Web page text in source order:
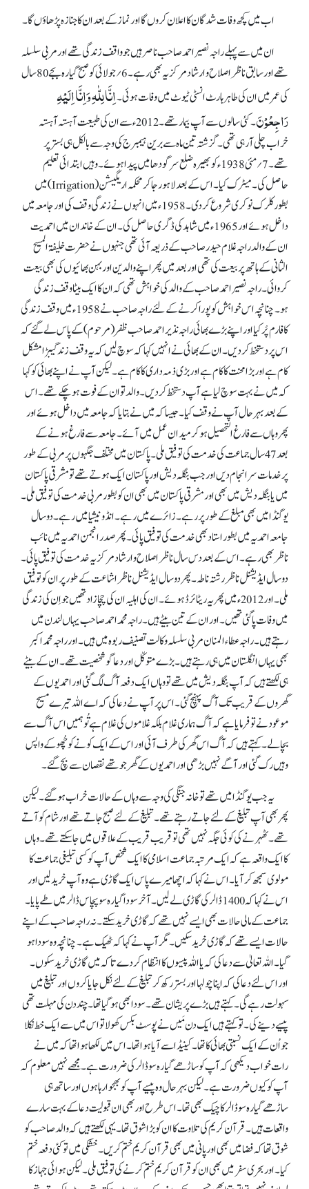
اب میں کچھ وفات شدگان کا اعلان کروں گا اور نماز کے بعد ان کا جنازہ پڑھاؤں گا۔
ان میں سے پہلے راجہ نصیر احمد صاحب ناصر ہیں جو واقف زندگی تھے اور مربی سلسلہ
تھے اور سابق ناظر اصلاح و ارشاد مرکزیہ بھی رہے۔ 6؍جولائی کو صبح گیارہ بجے 80سال
کی عمرمیں ان کی طاہر ہارٹ انسٹی ٹیوٹ میں وفات ہوئی۔اِنَّا لِلّٰہِ وَاِنَّا اِلَیْہِ
رَاجِعُوْنَ
۔ کئی سالوں سے آپ بیمار تھے۔ 2012ء سے ان کی طبیعت آہستہ آہستہ
خراب چلی آ رہی تھی۔ گزشتہ تین ماہ سے برین ہیمبرج کی وجہ سے بالکل ہی بستر پر
تھے۔ 7؍مئی 1938ء کو بھیرہ ضلع سرگودھا میں پیدا ہوئے۔ وہیں ابتدائی تعلیم
حاصل کی۔ میٹرک کیا۔ اس کے بعد لاہور جا کر محکمہ اریگیشن(Irrigation) میں
بطور کلرک نوکری شروع کر دی۔ 1958ء میں انہوں نے زندگی وقف کی اور جامعہ میں
داخل ہوئے اور 1965ء میں شاہد کی ڈگری حاصل کی۔ ان کے خاندان میں احمدیت
ان کے والد راجہ غلام حیدر صاحب کے ذریعہ آئی تھی جنہوں نے حضرت خلیفۃ المسیح
الثانی کے ہاتھ پر بیعت کی تھی اور بعد میں پھر اپنے والدین اور بہن بھائیوں کی بھی بیعت
کروائی۔ راجہ نصیر احمد صاحب کے والد کی خواہش تھی کہ ان کا ایک بیٹا وقف زندگی
ہو۔ چنانچہ اس خواہش کو پورا کرنے کے لئے راجہ صاحب نے 1958ء میں وقف زندگی
کا فارم پُر کیا اور اپنے بڑے بھائی راجہ نذیر احمد صاحب ظفر(مرحوم) کے پاس لے گئے کہ
اس پر دستخط کر دیں۔ ان کے بھائی نے انہیں کہا کہ سوچ لیں کہ یہ وقف زندگیبڑا مشکل
کام ہے اور بڑامحنت کا کام ہے اور بڑی ذمہ داری کا کام ہے۔ لیکن آپ نے اپنے بھائی کو کہا
کہ میں نے بہت سوچ لیا ہے آپ دستخط کر دیں۔ والد تو ان کے فوت ہو چکے تھے۔ اس
کے بعد بہرحال آپ نے وقف کیا۔ جیسا کہ میں نے بتایا کہ جامعہ میں داخل ہوئے اور
پھر وہاں سے فارغ التحصیل ہو کر میدان عمل میں آئے۔ جامعہ سے فارغ ہونے کے
بعد 47 سال جماعت کی خدمت کی توفیق ملی۔ پاکستان میں مختلف جگہوں پر مربی کے طور
پر خدمات سرانجام دیں اور جب بنگلہ دیش اور پاکستان ایک ہوتے تھے تو مشرقی پاکستان
میں یا بنگلہ دیش میں بھی اور مشرقی پاکستان میں بھی ان کو بطور مربی خدمت کی توفیق ملی۔
یوگنڈا میں بھی مبلغ کے طور پر رہے۔ زائرے میں رہے۔ انڈونیشیا میں رہے۔ دو سال
جامعہ احمدیہ میں بطور استاد بھی خدمت کی توفیق پائی۔ پھر صدر انجمن احمدیہ میں نائب
ناظر بھی رہے۔ اس کے بعد دس سال ناظر اصلاح و ارشاد مرکزیہ خدمت کی توفیق پائی۔
دو سال ایڈیشنل ناظر رشتہ ناطہ۔ پھر دو سال ایڈیشنل ناظر اشاعت کے طور پر ان کو توفیق
ملی۔ اور 2012ء میں پھر یہ ریٹائرڈ ہوئے۔ ان کی اہلیہ ان کی چچا زاد تھیں جو اِن کی زندگی
میں وفات پا گئی تھیں۔ اور ان کے تین بیٹے ہیں۔ راجہ محمد احمد صاحب یہاں لندن میں
رہتے ہیں۔ راجہ عطاء المنان مربی سلسلہ وکالت تصنیف ربوہ میں ہیں۔ اور راجہ محمد اکبر
بھی یہاں انگلستان میں ہی رہتے ہیں۔ بڑے متوکّل اور دعا گو شخصیت تھے۔ ان کے بیٹے
ہی لکھتے ہیں کہ آپ بنگلہ دیش میں تھے تو وہاں ایک دفعہ آگ لگ گئی اور احمدیوں کے
گھروں کے قریب تک آگ پہنچ گئی۔ اس پر آپ نے دعا کی کہ اے اللہ تیرے مسیح
موعودنے تو فرمایا ہے کہ آگ ہماری غلام بلکہ غلاموں کی غلام ہے تُو ہمیں اس آگ سے
بچا لے۔ کہتے ہیں کہ آگ اس گھر کی طرف آئی اور اس کے ایک کونے کو چُھو کے واپس
وہیں رک گئی اور آگے نہیں بڑھی اور احمدیوں کے گھر جو تھے نقصان سے بچ گئے۔
یہ جب یوگنڈا میں تھے تو خانہ جنگی کی وجہ سے وہاں کے حالات خراب ہو گئے۔ لیکن
پھر بھی آپ تبلیغ کے لئے جاتے رہتے تھے۔ تبلیغ کے لئے صبح جاتے تھے اور شام کو آتے
تھے۔ ٹھہرنے کی کوئی جگہ نہیں تھی تو قریب قریب کے علاقوں میں جا سکتے تھے۔ وہاں
کا ایک واقعہ ہے کہ ایک مرتبہ جماعت اسلامی کا ایک شخص آپ کو کسی تبلیغی جماعت کا
مولوی سمجھ کر آیا۔ اس نے کہا کہ اچھا میرے پاس ایک گاڑی ہے وہ آپ خرید لیں اور
اس نے کہا کہ 1400ڈالر کی گاڑی لے لیں۔ آخر سودا گیارہ سو پچاس ڈالر میں طے پایا۔
جماعت کے مالی حالات بھی ایسے نہیں تھے کہ گاڑی خرید سکتے۔ نہ راجہ صاحب کے اپنے
حالات ایسے تھے کہ گاڑی خرید سکیں۔ مگر آپ نے کہا کہ ٹھیک ہے۔ چنانچہ وہ سودا ہو
گیا۔ اللہ تعالیٰ سے دعا کی کہ یا اللہ پیسوں کا انتظام کر دے تا کہ میں گاڑی خرید سکوں۔
اور اس لئے دعا کی کہ اپنا چولہا اور بستر رکھ کر تبلیغ کے لئے نکل جایا کروں اور تبلیغ میں
سہولت رہے گی۔ کہتے ہیں بڑے پریشان تھے۔ سودا بھی ہو گیا تھا۔ چند دن کی مہلت تھی
پیسے دینے کی۔ تو کہتے ہیں ایک دن مَیں نے پوسٹ بکس کھولا تو اس میں سے ایک خط نکلا
جواُن کے ایک نسبتی بھائی کا تھا۔ کینیڈا سے آیا ہوا تھا۔ اس میں لکھا ہوا تھا کہ میں نے
رات خواب دیکھی کہ آپ کو ساڑھے گیارہ سو ڈالر کی ضرورت ہے۔ مجھے نہیں معلوم کہ
آپ کو کیوں ضرورت ہے۔ لیکن بہرحال وہ پیسے آپ کو بھجوا رہا ہوں اور ساتھ ہی
ساڑھے گیارہ سو ڈالر کاچیک بھی تھا۔ اس طرح اور بھی ان قبولیت دعا کےبہت سارے
واقعات ہیں۔ قرآن کریم کی تلاوت کا ان کو بڑا شوق تھا۔ یہی لکھتے ہیں کہ والد صاحب کو
شوق تھا کہ فضا میں بھی اور پانی میں بھی قرآن کریم ختم کریں۔ خشکی میں تو کئی دفعہ ختم
کیا۔ اور بحری سفر میں بھی ان کو قرآن کریم ختم کرنے کی توفیق ملی۔ لیکن ہوائی جہاز کا